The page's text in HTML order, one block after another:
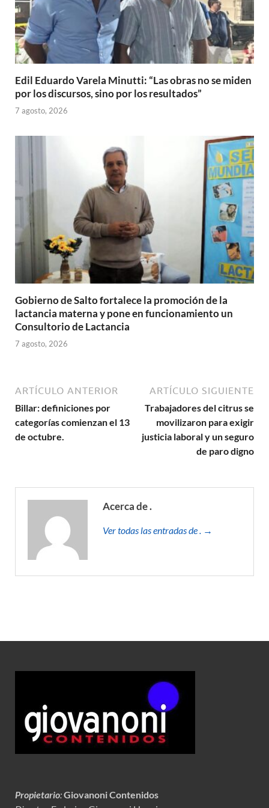
Edil Eduardo Varela Minutti: “Las obras no se miden
por los discursos, sino por los resultados”
7 agosto, 2026
Gobierno de Salto fortalece la promoción de la
lactancia materna y pone en funcionamiento un
Consultorio de Lactancia
7 agosto, 2026
ARTÍCULO ANTERIOR
Billar: definiciones por
categorías comienzan el 13
de octubre.
ARTÍCULO SIGUIENTE
Trabajadores del citrus se
movilizaron para exigir
justicia laboral y un seguro
de paro digno
Acerca de .
Ver todas las entradas de . →
Propietario:Giovanoni Contenidos